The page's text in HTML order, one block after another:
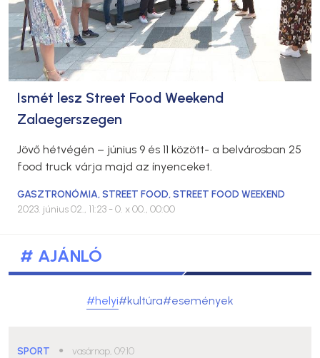
Ismét lesz Street Food Weekend
Zalaegerszegen
Jövő hétvégén – június 9 és 11 között- a belvárosban 25
food truck várja majd az ínyenceket.
GASZTRONÓMIA,STREET FOOD,STREET FOOD WEEKEND
2023. június 02., 11:23 - 0. x 00., 00:00
# AJÁNLÓ
#helyi#kultúra#események
SPORT ● vasárnap, 09:10